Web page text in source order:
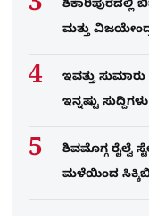
ಶಿಕಾರಿಪುರದಲ್ಲಿ
ಮತ್ತು
ಇವತ್ತು
ಇನ್ನಷ್ಟು ಸುದ್ದಿಗಳು
ಶಿವಮೊಗ್ಗ ರೈಲ್ವೆ
ಮಳೆಯಿಂದ